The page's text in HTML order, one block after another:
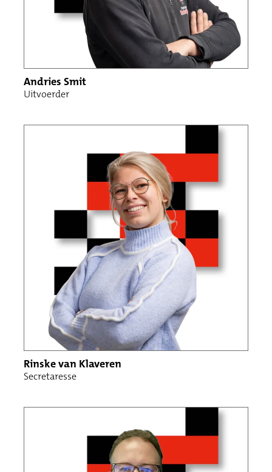
Andries Smit
Uitvoerder
Rinske van Klaveren
Secretaresse